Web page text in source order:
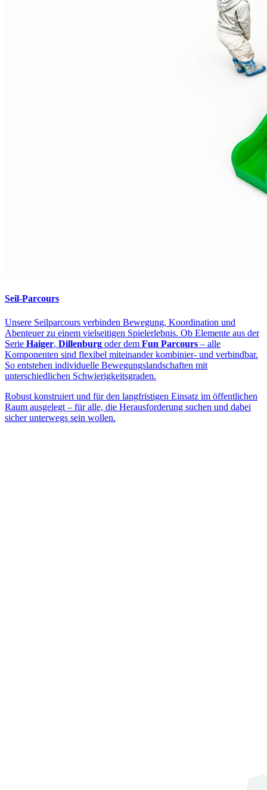
Seil-Parcours
Unsere Seilparcours verbinden Bewegung, Koordination und
Abenteuer zu einem vielseitigen Spielerlebnis. Ob Elemente aus der
Serie Haiger, Dillenburg oder dem Fun Parcours – alle
Komponenten sind flexibel miteinander kombinier- und verbindbar.
So entstehen individuelle Bewegungslandschaften mit
unterschiedlichen Schwierigkeitsgraden.
Robust konstruiert und für den langfristigen Einsatz im öffentlichen
Raum ausgelegt – für alle, die Herausforderung suchen und dabei
sicher unterwegs sein wollen.